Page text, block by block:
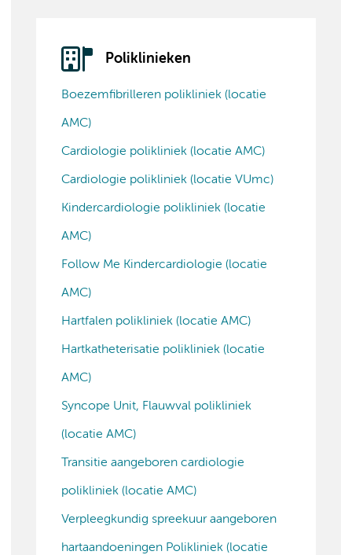
Poliklinieken
Boezemfibrilleren polikliniek (locatie
AMC)
Cardiologie polikliniek (locatie AMC)
Cardiologie polikliniek (locatie VUmc)
Kindercardiologie polikliniek (locatie
AMC)
Follow Me Kindercardiologie (locatie
AMC)
Hartfalen polikliniek (locatie AMC)
Hartkatheterisatie polikliniek (locatie
AMC)
Syncope Unit, Flauwval polikliniek
(locatie AMC)
Transitie aangeboren cardiologie
polikliniek (locatie AMC)
Verpleegkundig spreekuur aangeboren
hartaandoeningen Polikliniek (locatie